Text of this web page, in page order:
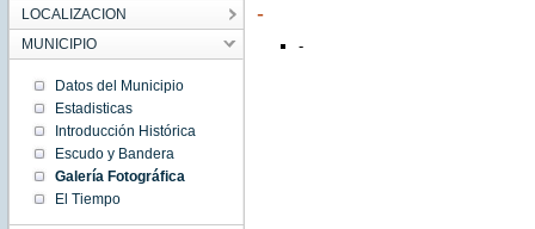
LOCALIZACION
MUNICIPIO
Datos del Municipio
Estadisticas
Introducción Histórica
Escudo y Bandera
Galería Fotográfica
El Tiempo
-
-